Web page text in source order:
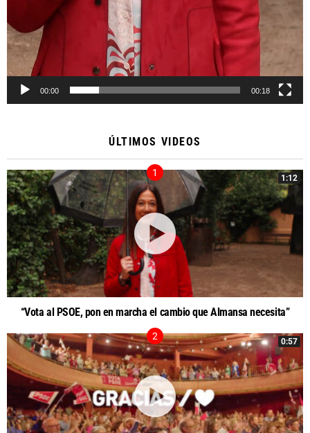
00:00 00:18
ÚLTIMOS VIDEOS
1:12
“Vota al PSOE, pon en marcha el cambio que Almansa necesita”
0:57